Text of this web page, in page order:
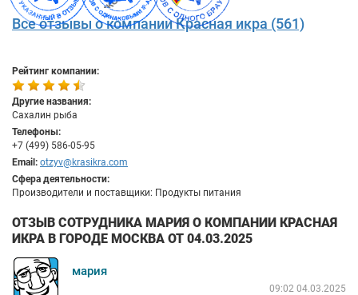
Все отзывы о компании Красная икра (561)
Рейтинг компании:
Другие названия:
Сахалин рыба
Телефоны:
+7 (499) 586-05-95
Email: otzyv@krasikra.com
Сфера деятельности:
Производители и поставщики: Продукты питания
ОТЗЫВ СОТРУДНИКА МАРИЯ О КОМПАНИИ КРАСНАЯ
ИКРА В ГОРОДЕ МОСКВА ОТ 04.03.2025
мария
09:02 04.03.2025